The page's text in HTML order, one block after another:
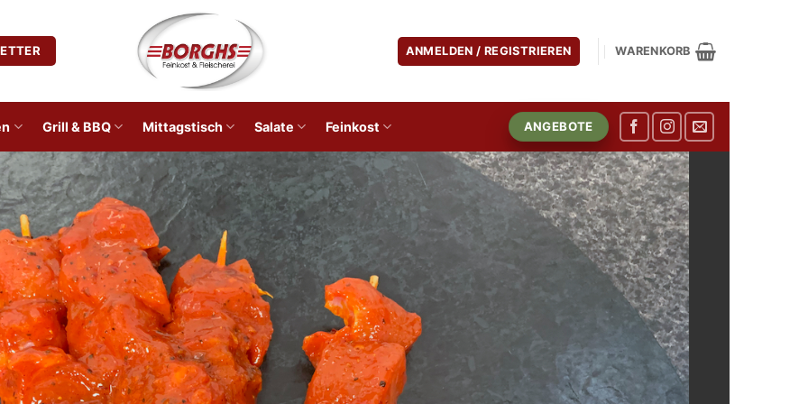
ANMELDEN / REGISTRIEREN WARENKORB
Grill & BBQ Mittagstisch Salate Feinkost ANGEBOTE